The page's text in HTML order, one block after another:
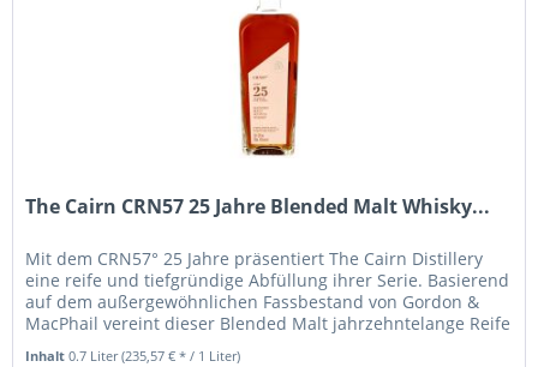
The Cairn CRN57 25 Jahre Blended Malt Whisky...
Mit dem CRN57° 25 Jahre präsentiert The Cairn Distillery
eine reife und tiefgründige Abfüllung ihrer Serie. Basierend
auf dem außergewöhnlichen Fassbestand von Gordon &
MacPhail vereint dieser Blended Malt jahrzehntelange Reife
Inhalt0.7 Liter(235,57 € * / 1 Liter)